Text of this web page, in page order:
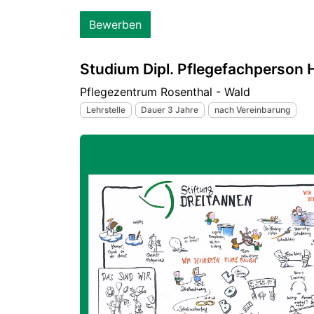
Bewerben
Studium Dipl. Pflegefachperson
Pflegezentrum Rosenthal - Wald
Lehrstelle Dauer 3 Jahre nach Vereinbarung